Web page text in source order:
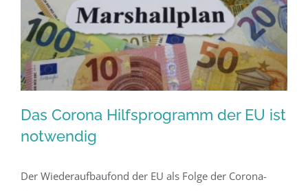
Das Corona Hilfsprogramm der EU ist
Das Corona Hilfsprogramm der EU ist
notwendig
Der Wiederaufbaufond der EU als Folge der Corona-